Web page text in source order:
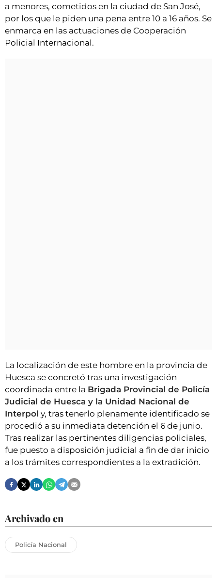
a menores, cometidos en la ciudad de San José,
por los que le piden una pena entre 10 a 16 años. Se
enmarca en las actuaciones de Cooperación
Policial Internacional.
La localización de este hombre en la provincia de
Huesca se concretó tras una investigación
coordinada entre la Brigada Provincial de Policía
Judicial de Huesca y la Unidad Nacional de
Interpol y, tras tenerlo plenamente identificado se
procedió a su inmediata detención el 6 de junio.
Tras realizar las pertinentes diligencias policiales,
fue puesto a disposición judicial a fin de dar inicio
a los trámites correspondientes a la extradición.
Archivado en
Policía Nacional